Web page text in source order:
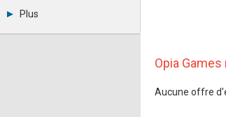
Photographies
LinkedIn
Plus
Annonceurs
Opia
Aucune offre